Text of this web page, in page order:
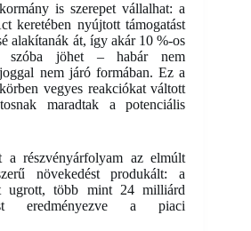
is szerepet vállalhat: a
keretében nyújtott támogatást
alakítanák át, így akár 10 %-os
szóba jöhet – habár nem
nem járó formában. Ez a
vegyes reakciókat váltott
maradtak a potenciális
a részvényárfolyam az elmúlt
növekedést produkált: a
ugrott, több mint 24 milliárd
eredményezve a piaci